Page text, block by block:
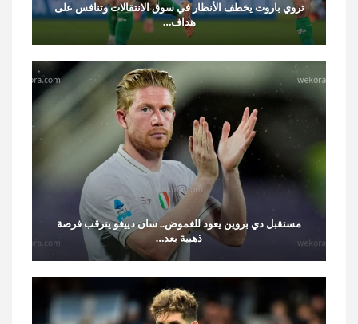
تروي باروت يخطف الأنظار في سوق الانتقالات وتنافس على
هداف…
مستقبل دي بروين يعود للغموض.. سان دييغو يترقب فرصة
ذهبية بعد…